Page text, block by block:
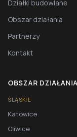
Działki budowlane
Obszar działania
Partnerzy
Kontakt
OBSZAR DZIAŁANIA
ŚLĄSKIE
Katowice
Gliwice